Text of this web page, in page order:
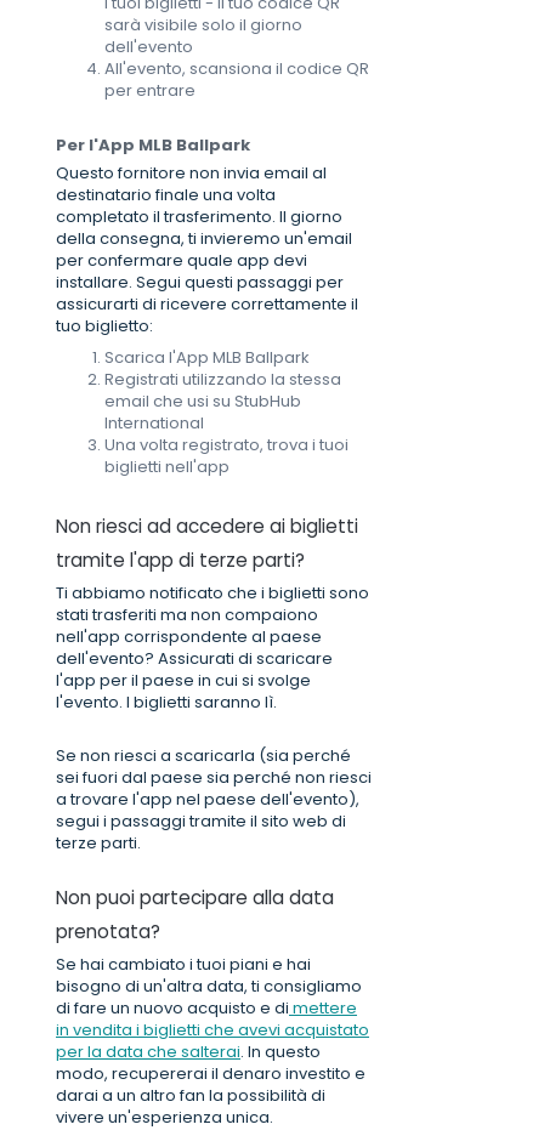
sarà visibile solo il giorno
dell'evento
All'evento, scansiona il codice QR
per entrare
Per l'App MLB Ballpark
Questo fornitore non invia email al
destinatario finale una volta
completato il trasferimento. Il giorno
della consegna, ti invieremo un'email
per confermare quale app devi
installare. Segui questi passaggi per
assicurarti di ricevere correttamente il
tuo biglietto:
Scarica l'App MLB Ballpark
Registrati utilizzando la stessa
email che usi su StubHub
International
Una volta registrato, trova i tuoi
biglietti nell'app
Non riesci ad accedere ai biglietti
tramite l'app di terze parti?
Ti abbiamo notificato che i biglietti sono
stati trasferiti ma non compaiono
nell'app corrispondente al paese
dell'evento? Assicurati di scaricare
l'app per il paese in cui si svolge
l'evento. I biglietti saranno lì.
Se non riesci a scaricarla (sia perché
sei fuori dal paese sia perché non riesci
a trovare l'app nel paese dell'evento),
segui i passaggi tramite il sito web di
terze parti.
Non puoi partecipare alla data
prenotata?
Se hai cambiato i tuoi piani e hai
bisogno di un'altra data, ti consigliamo
di fare un nuovo acquisto e di mettere
in vendita i biglietti che avevi acquistato
per la data che salterai. In questo
modo, recupererai il denaro investito e
darai a un altro fan la possibilità di
vivere un'esperienza unica.